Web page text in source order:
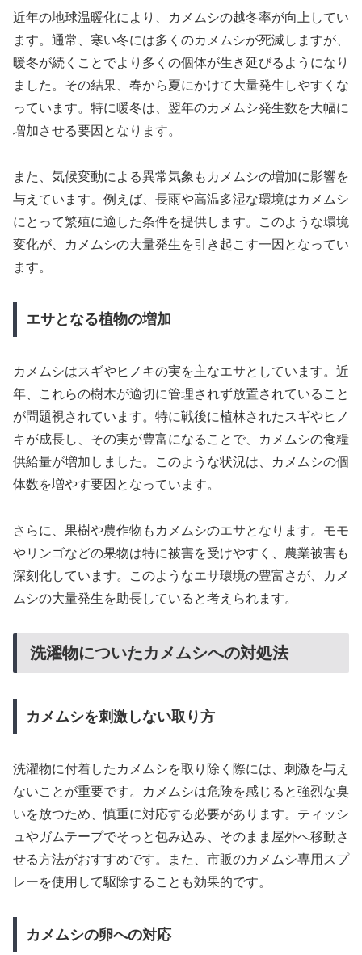
近年の地球温暖化により、カメムシの越冬率が向上してい
ます。通常、寒い冬には多くのカメムシが死滅しますが、
暖冬が続くことでより多くの個体が生き延びるようになり
ました。その結果、春から夏にかけて大量発生しやすくな
っています。特に暖冬は、翌年のカメムシ発生数を大幅に
増加させる要因となります。
また、気候変動による異常気象もカメムシの増加に影響を
与えています。例えば、長雨や高温多湿な環境はカメムシ
にとって繁殖に適した条件を提供します。このような環境
変化が、カメムシの大量発生を引き起こす一因となってい
ます。
エサとなる植物の増加
カメムシはスギやヒノキの実を主なエサとしています。近
年、これらの樹木が適切に管理されず放置されていること
が問題視されています。特に戦後に植林されたスギやヒノ
キが成長し、その実が豊富になることで、カメムシの食糧
供給量が増加しました。このような状況は、カメムシの個
体数を増やす要因となっています。
さらに、果樹や農作物もカメムシのエサとなります。モモ
やリンゴなどの果物は特に被害を受けやすく、農業被害も
深刻化しています。このようなエサ環境の豊富さが、カメ
ムシの大量発生を助長していると考えられます。
洗濯物についたカメムシへの対処法
カメムシを刺激しない取り方
洗濯物に付着したカメムシを取り除く際には、刺激を与え
ないことが重要です。カメムシは危険を感じると強烈な臭
いを放つため、慎重に対応する必要があります。ティッシ
ュやガムテープでそっと包み込み、そのまま屋外へ移動さ
せる方法がおすすめです。また、市販のカメムシ専用スプ
レーを使用して駆除することも効果的です。
カメムシの卵への対応